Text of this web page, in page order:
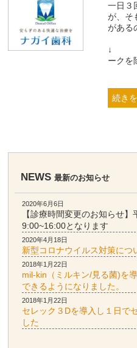
一日３
が、そ
がある
↓
ークを
続き
NEWS 最新のお知らせ
2020年6月6日
【診療時間変更のお知らせ
9:00~16:00となります
2020年4月18日
新型コロナウイルス対策につ
2018年1月22日
mil-kin（ミルキン/見る菌)を
できるようになりました。
2018年1月22日
セレック３Dを導入し１日で
した